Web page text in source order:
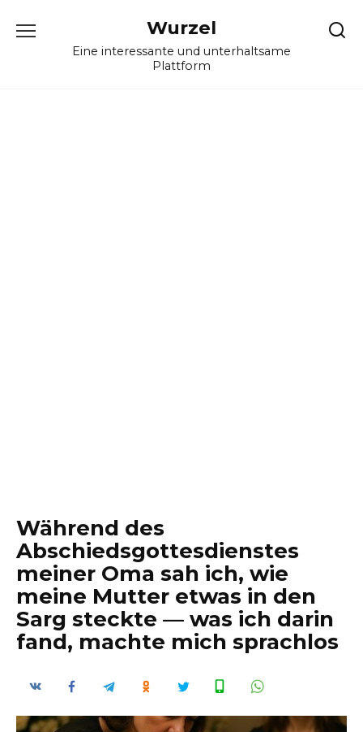
Wurzel
Eine interessante und unterhaltsame
Plattform
Während des
Abschiedsgottesdienstes
meiner Oma sah ich, wie
meine Mutter etwas in den
Sarg steckte — was ich darin
fand, machte mich sprachlos